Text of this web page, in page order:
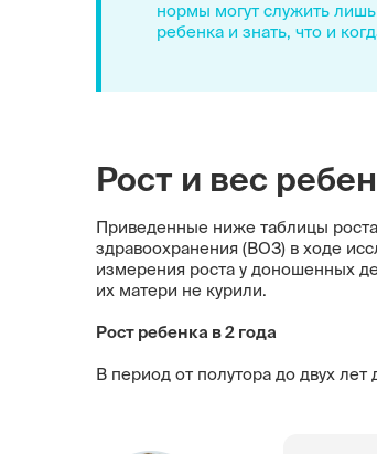
нормы могут служить
ребенка и знать, что и
Рост и вес
Приведенные ниже таблицы
здравоохранения (ВОЗ) в ходе
измерения роста у доношенных
их матери не курили.
Рост ребенка в 2 года
В период от полутора до двух